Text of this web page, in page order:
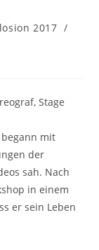
2017 /
Stage
mit
der
sah. Nach
in einem
er sein Leben